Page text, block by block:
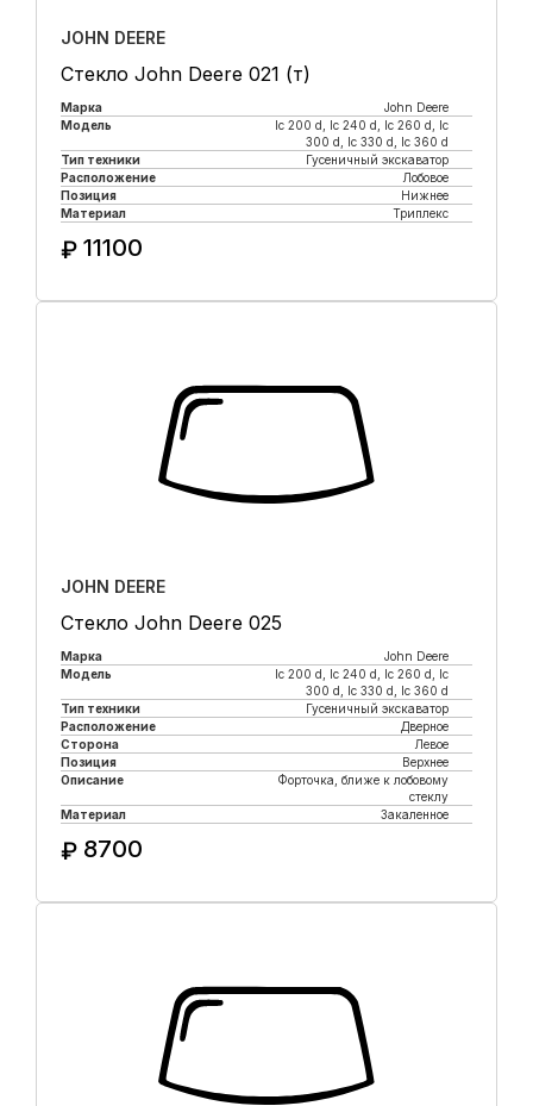
JOHN DEERE
Стекло John Deere 021 (т)
Марка
John Deere
Модель
lc 200 d, lc 240 d, lc 260 d, lc
300 d, lc 330 d, lc 360 d
Тип техники
Гусеничный экскаватор
Расположение
Лобовое
Позиция
Нижнее
Материал
Триплекс
₽ 11100
JOHN DEERE
Стекло John Deere 025
Марка
John Deere
Модель
lc 200 d, lc 240 d, lc 260 d, lc
300 d, lc 330 d, lc 360 d
Тип техники
Гусеничный экскаватор
Расположение
Дверное
Сторона
Левое
Позиция
Верхнее
Описание
Форточка, ближе к лобовому
стеклу
Материал
Закаленное
₽ 8700